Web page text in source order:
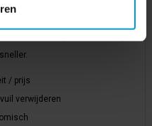
dan stofzuigen, je gebruikt
/ prijs
verwijderen